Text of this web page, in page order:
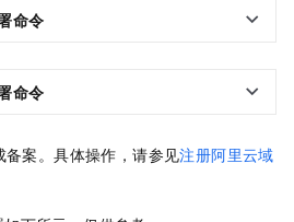
命令
命令
案。具体操作，请参见注册阿里云域